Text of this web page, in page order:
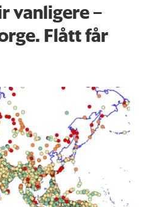
vanligere –
Flått får